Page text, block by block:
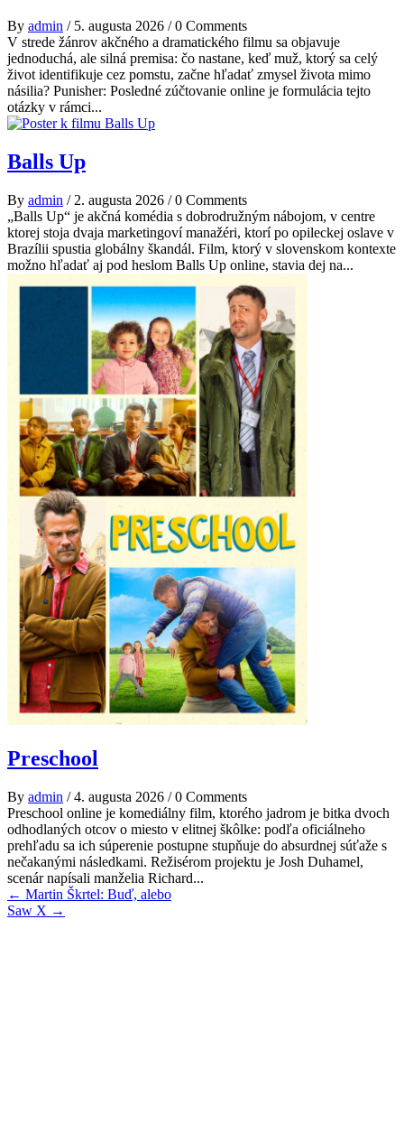
By admin / 5. augusta 2026 /0 Comments
V strede žánrov akčného a dramatického filmu sa objavuje
jednoduchá, ale silná premisa: čo nastane, keď muž, ktorý sa celý
život identifikuje cez pomstu, začne hľadať zmysel života mimo
násilia? Punisher: Posledné zúčtovanie online je formulácia tejto
otázky v rámci...
Balls Up
By admin / 2. augusta 2026 /0 Comments
„Balls Up“ je akčná komédia s dobrodružným nábojom, v centre
ktorej stoja dvaja marketingoví manažéri, ktorí po opileckej oslave v
Brazílii spustia globálny škandál. Film, ktorý v slovenskom kontexte
možno hľadať aj pod heslom Balls Up online, stavia dej na...
Preschool
By admin /4. augusta 2026 /0 Comments
Preschool online je komediálny film, ktorého jadrom je bitka dvoch
odhodlaných otcov o miesto v elitnej škôlke: podľa oficiálneho
prehľadu sa ich súperenie postupne stupňuje do absurdnej súťaže s
nečakanými následkami. Režisérom projektu je Josh Duhamel,
scenár napísali manželia Richard...
Post
navigation
← Martin Škrtel: Buď, alebo
Saw X →